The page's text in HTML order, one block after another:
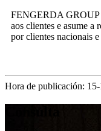
FENGERDA GROUP
aos clientes e asume a
por clientes nacionais
Hora de publicación: